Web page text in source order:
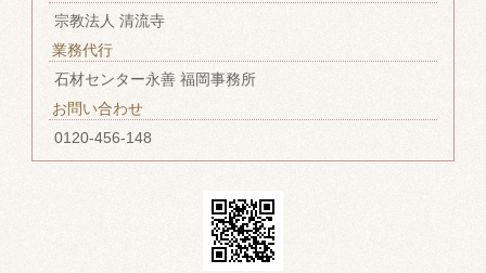
宗教法人 清流寺
業務代行
石材センター永善 福岡事務所
お問い合わせ
0120-456-148